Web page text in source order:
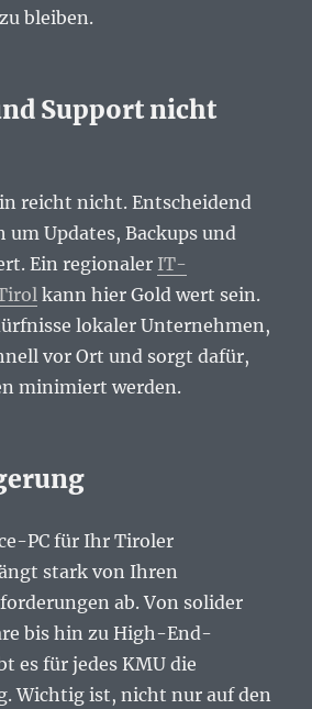
bleiben.
Support nicht
reicht nicht. Entscheidend
um Updates, Backups und
Ein regionaler IT-
kann hier Gold wert sein.
lokaler Unternehmen,
vor Ort und sorgt dafür,
minimiert werden.
PC für Ihr Tiroler
stark von Ihren
ab. Von solider
bis hin zu High-End-
es für jedes KMU die
Wichtig ist, nicht nur auf den